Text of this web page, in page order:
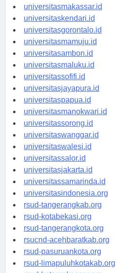
universitasmakassar.id
universitaskendari.id
universitasgorontalo.id
universitasmamuju.id
universitasambon.id
universitasmaluku.id
universitassofifi.id
universitasjayapura.id
universitaspapua.id
universitasmanokwari.id
universitassorong.id
universitaswanggar.id
universitaswalesi.id
universitassalor.id
universitasjakarta.id
universitassamarinda.id
universitasindonesia.org
rsud-tangerangkab.org
rsud-kotabekasi.org
rsud-tangerangkota.org
rsucnd-acehbaratkab.org
rsud-pasuruankota.org
rsud-limapuluhkotakab.org